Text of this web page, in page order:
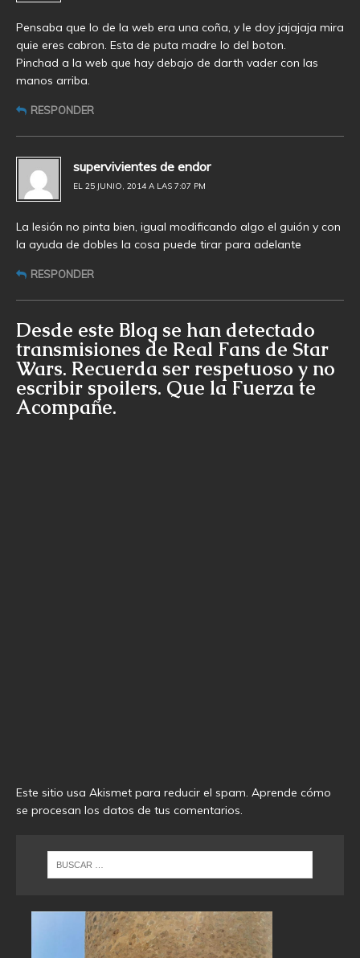
Pensaba que lo de la web era una coña, y le doy jajajaja mira
quie eres cabron. Esta de puta madre lo del boton.
Pinchad a la web que hay debajo de darth vader con las
manos arriba.
RESPONDER
supervivientes de endor
EL 25 JUNIO, 2014 A LAS 7:07 PM
La lesión no pinta bien, igual modificando algo el guión y con
la ayuda de dobles la cosa puede tirar para adelante
RESPONDER
Desde este Blog se han detectado
transmisiones de Real Fans de Star
Wars. Recuerda ser respetuoso y no
escribir spoilers. Que la Fuerza te
Acompañe.
Este sitio usa Akismet para reducir el spam. Aprende cómo
se procesan los datos de tus comentarios.